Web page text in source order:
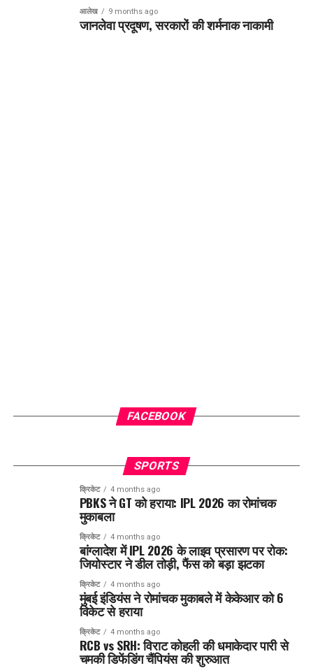
आलेख 9 months ago
जानलेवा प्रदूषण, सरकारों की शर्मनाक नाकामी
FACEBOOK
SPORTS
क्रिकेट 4 months ago
PBKS ने GT को हराया: IPL 2026 का रोमांचक
मुकाबला
क्रिकेट 4 months ago
बांग्लादेश में IPL 2026 के लाइव प्रसारण पर रोक:
जियोस्टार ने डील तोड़ी, फैंस को बड़ा झटका
क्रिकेट 4 months ago
मुंबई इंडियंस ने रोमांचक मुकाबले में केकेआर को 6
विकेट से हराया
क्रिकेट 4 months ago
RCB vs SRH: विराट कोहली की धमाकेदार पारी से
चमकी डिफेंडिंग चैंपियंस की शुरुआत